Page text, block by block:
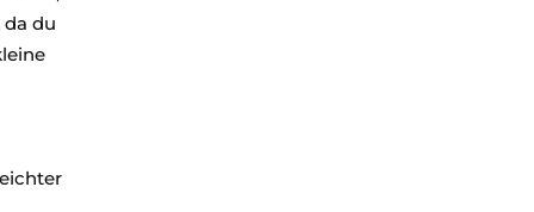
da du